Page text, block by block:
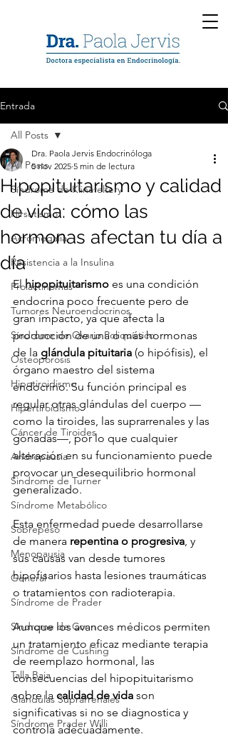
Entrada
All Posts
Síndrome de Klinefeltery
Hirsutismo
Acromegalia
Resistencia a la Insulina
Prolactinomas
Tumores Neuroendocrinos
Síndrome de Ovario Poliquístico
Osteoporosis
Hipotiroidismo
Hipertiroidismo
Cáncer de Tiroides
Andropausia
Sindrome de Turner
Síndrome Metabólico
Sobrepeso
Menopausia
General
Síndrome de Prader
Síndrome de Conn
Síndrome de Cushing
Talla Baja
Glandulas Suprarrenales
Síndrome Prader Willi
All Posts
Hipopituitarismo y calidad
de vida: cómo las
hormonas afectan tu día a
día
Dra. Paola Jervis Endocrinóloga
5 nov 2025 5 min de lectura
El hipopituitarismo es una condición
endocrina poco frecuente pero de
gran impacto, ya que afecta la
producción de una o más hormonas
de la glándula pituitaria (o hipófisis), el
órgano maestro del sistema
endocrino. Su función principal es
regular otras glándulas del cuerpo —
como la tiroides, las suprarrenales y las
gónadas—, por lo que cualquier
alteración en su funcionamiento puede
provocar un desequilibrio hormonal
generalizado.
Esta enfermedad puede desarrollarse
de manera repentina o progresiva, y
sus causas van desde tumores
hipofisarios hasta lesiones traumáticas
o tratamientos con radioterapia.
Aunque los avances médicos permiten
un tratamiento eficaz mediante terapia
de reemplazo hormonal, las
consecuencias del hipopituitarismo
sobre la calidad de vida son
significativas si no se diagnostica y
controla adecuadamente.